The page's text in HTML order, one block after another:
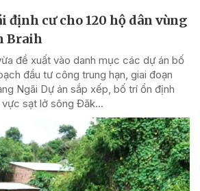
định cư cho 120 hộ dân vùng
Braih
đề xuất vào danh mục các dự án bố
đầu tư công trung hạn, giai đoạn
Ngãi Dự án sắp xếp, bố trí ổn định
sạt lở sông Đăk...